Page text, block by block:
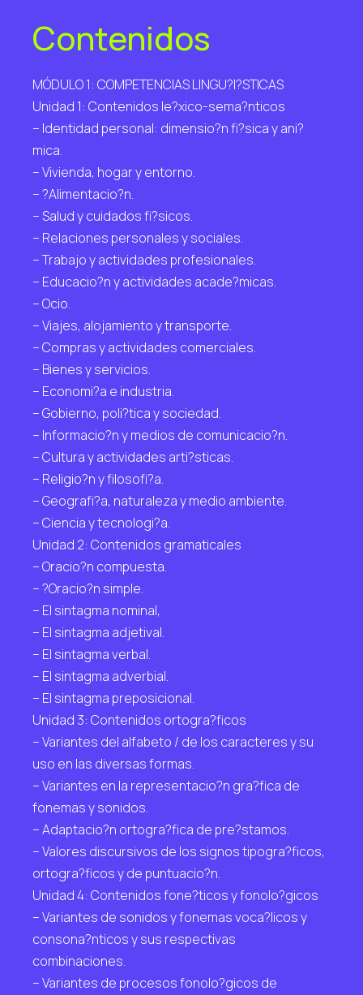
Contenidos
MÓDULO 1: COMPETENCIAS LINGU?I?STICAS
Unidad 1: Contenidos le?xico-sema?nticos
– Identidad personal: dimensio?n fi?sica y ani?
mica.
– Vivienda, hogar y entorno.
– ?Alimentacio?n.
– Salud y cuidados fi?sicos.
– Relaciones personales y sociales.
– Trabajo y actividades profesionales.
– Educacio?n y actividades acade?micas.
– Ocio.
– Viajes, alojamiento y transporte.
– Compras y actividades comerciales.
– Bienes y servicios.
– Economi?a e industria.
– Gobierno, poli?tica y sociedad.
– Informacio?n y medios de comunicacio?n.
– Cultura y actividades arti?sticas.
– Religio?n y filosofi?a.
– Geografi?a, naturaleza y medio ambiente.
– Ciencia y tecnologi?a.
Unidad 2: Contenidos gramaticales
– Oracio?n compuesta.
– ?Oracio?n simple.
– El sintagma nominal,
– El sintagma adjetival.
– El sintagma verbal.
– El sintagma adverbial.
– El sintagma preposicional.
Unidad 3: Contenidos ortogra?ficos
– Variantes del alfabeto / de los caracteres y su
uso en las diversas formas.
– Variantes en la representacio?n gra?fica de
fonemas y sonidos.
– Adaptacio?n ortogra?fica de pre?stamos.
– Valores discursivos de los signos tipogra?ficos,
ortogra?ficos y de puntuacio?n.
Unidad 4: Contenidos fone?ticos y fonolo?gicos
– Variantes de sonidos y fonemas voca?licos y
consona?nticos y sus respectivas
combinaciones.
– Variantes de procesos fonolo?gicos de